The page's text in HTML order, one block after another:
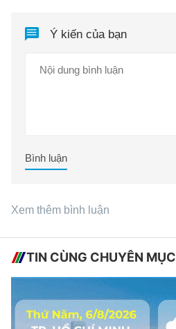
Ý kiến của bạn
Bình luận
Xem thêm bình luận
TIN CÙNG CHUYÊN MỤC